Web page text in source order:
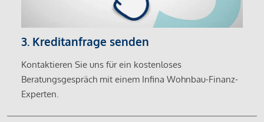
3. Kreditanfrage senden
Kontaktieren Sie uns für ein kostenloses
Beratungsgespräch mit einem Infina Wohnbau-Finanz-
Experten.